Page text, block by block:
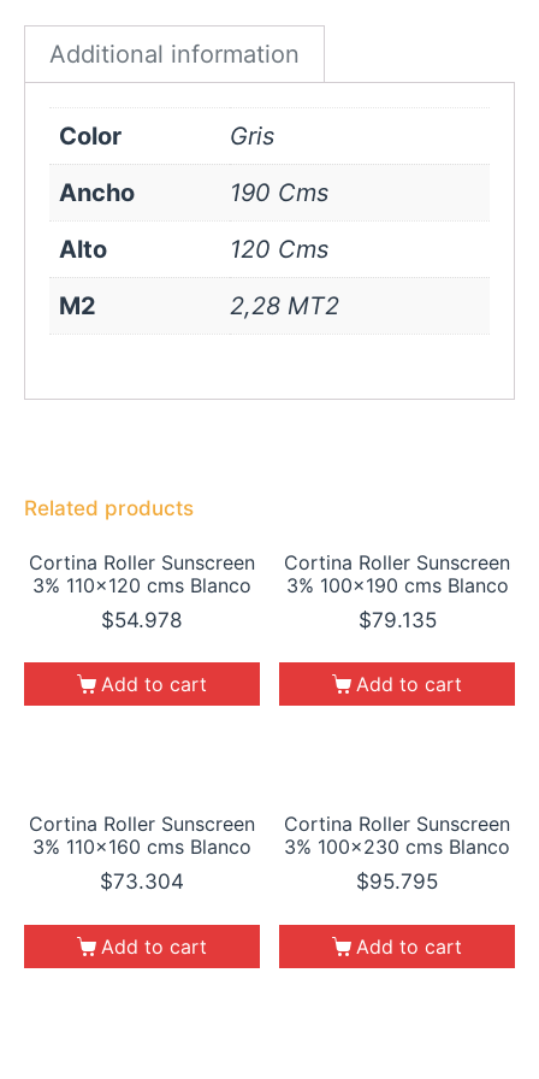
Additional information
Color
Gris
Ancho
190 Cms
Alto
120 Cms
M2
2,28 MT2
Related products
Cortina Roller Sunscreen
3% 110×120 cms Blanco
$54.978
Add to cart
Cortina Roller Sunscreen
3% 100×190 cms Blanco
$79.135
Add to cart
Cortina Roller Sunscreen
3% 110×160 cms Blanco
$73.304
Add to cart
Cortina Roller Sunscreen
3% 100×230 cms Blanco
$95.795
Add to cart